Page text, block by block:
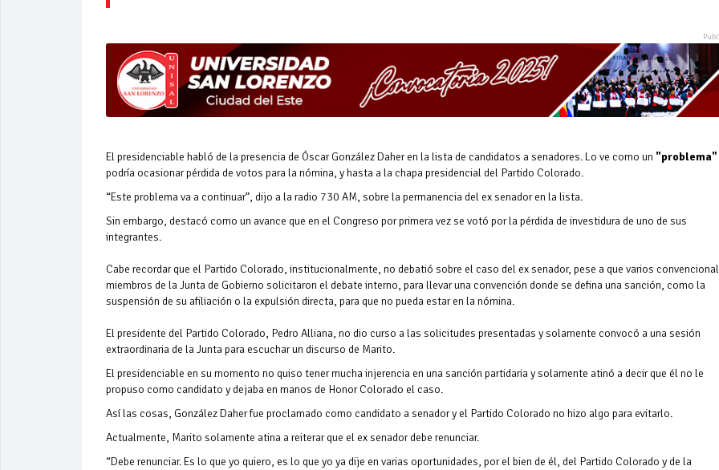
El presidenciable habló de la presencia de Óscar González Daher en la lista de candidatos a senadores. Lo ve como un "problema"
podría ocasionar pérdida de votos para la nómina, y hasta a la chapa presidencial del Partido Colorado.
“Este problema va a continuar”, dijo a la radio 730 AM, sobre la permanencia del ex senador en la lista.
Sin embargo, destacó como un avance que en el Congreso por primera vez se votó por la pérdida de investidura de uno de sus
integrantes.
Cabe recordar que el Partido Colorado, institucionalmente, no debatió sobre el caso del ex senador, pese a que varios
miembros de la Junta de Gobierno solicitaron el debate interno, para llevar una convención donde se defina una sanción, como la
suspensión de su afiliación o la expulsión directa, para que no pueda estar en la nómina.
El presidente del Partido Colorado, Pedro Alliana, no dio curso a las solicitudes presentadas y solamente convocó a una sesión
extraordinaria de la Junta para escuchar un discurso de Marito.
El presidenciable en su momento no quiso tener mucha injerencia en una sanción partidaria y solamente atinó a decir que él no le
propuso como candidato y dejaba en manos de Honor Colorado el caso.
Así las cosas, González Daher fue proclamado como candidato a senador y el Partido Colorado no hizo algo para evitarlo.
Actualmente, Marito solamente atina a reiterar que el ex senador debe renunciar.
“Debe renunciar. Es lo que yo quiero, es lo que yo ya dije en varias oportunidades, por el bien de él, del Partido Colorado y de la